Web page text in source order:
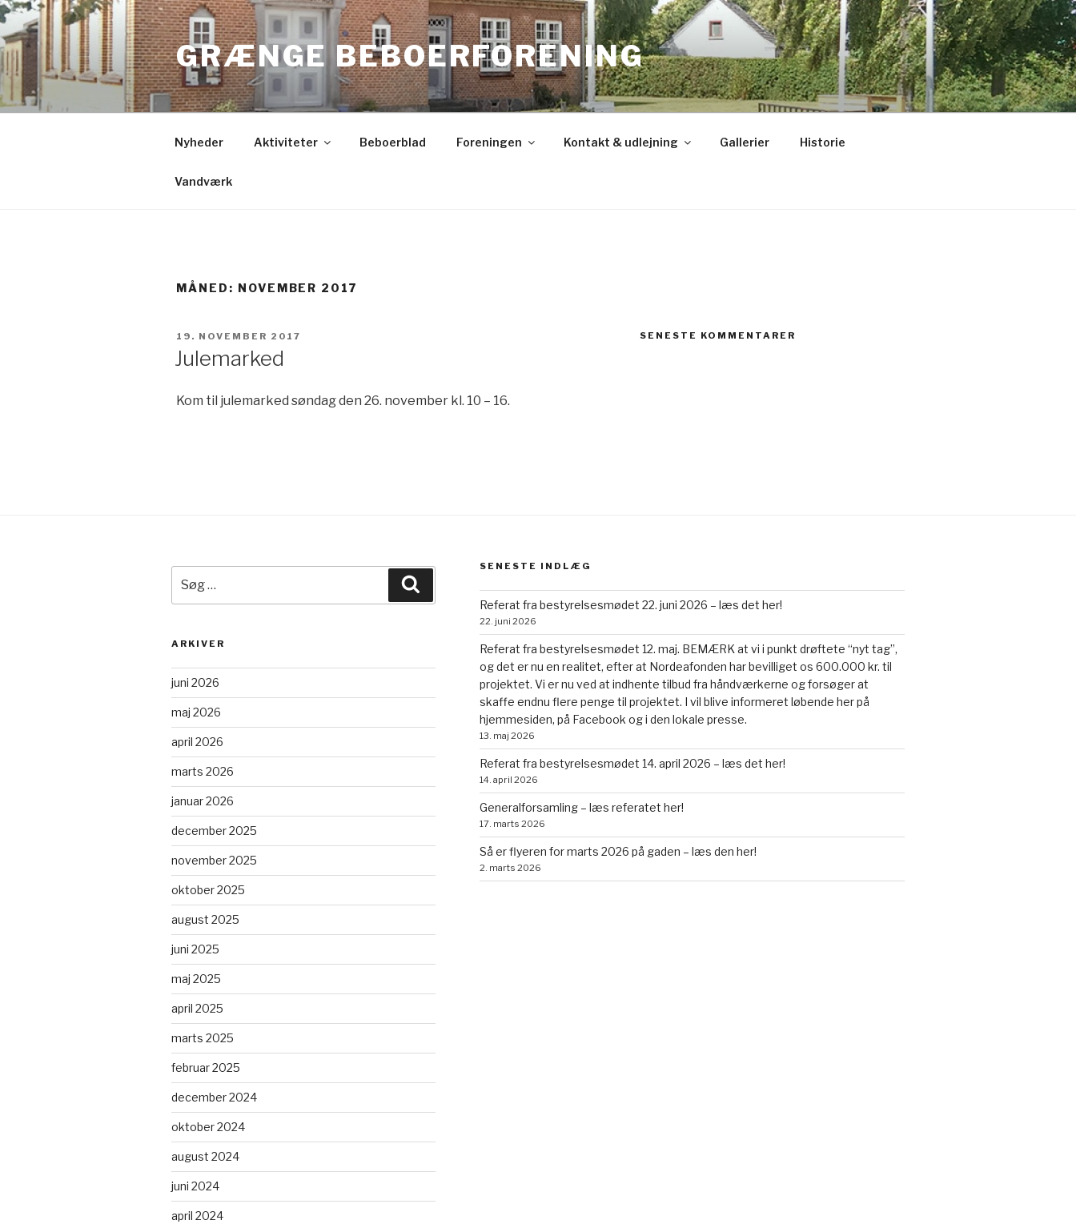
Videre
til
indhold
GRÆNGE BEBOERFORENING
Nyheder Aktiviteter Beboerblad Foreningen Kontakt & udlejning Gallerier Historie
Vandværk
MÅNED: NOVEMBER 2017
UDGIVET
19. NOVEMBER 2017
Julemarked
Kom til julemarked søndag den 26. november kl. 10 – 16.
SENESTE KOMMENTARER
efter:
ARKIVER
juni 2026
maj 2026
april 2026
marts 2026
januar 2026
december 2025
november 2025
oktober 2025
august 2025
juni 2025
maj 2025
april 2025
marts 2025
februar 2025
december 2024
oktober 2024
august 2024
juni 2024
april 2024
SENESTE INDLÆG
Referat fra bestyrelsesmødet 22. juni 2026 – læs det her!
22. juni 2026
Referat fra bestyrelsesmødet 12. maj. BEMÆRK at vi i punkt drøftete “nyt tag”,
og det er nu en realitet, efter at Nordeafonden har bevilliget os 600.000 kr. til
projektet. Vi er nu ved at indhente tilbud fra håndværkerne og forsøger at
skaffe endnu flere penge til projektet. I vil blive informeret løbende her på
hjemmesiden, på Facebook og i den lokale presse.
13. maj 2026
Referat fra bestyrelsesmødet 14. april 2026 – læs det her!
14. april 2026
Generalforsamling – læs referatet her!
17. marts 2026
Så er flyeren for marts 2026 på gaden – læs den her!
2. marts 2026